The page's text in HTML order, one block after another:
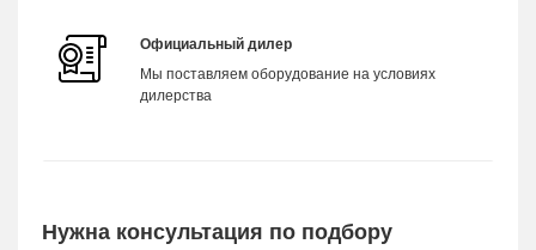
Официальный дилер
Мы поставляем оборудование на условиях
дилерства
Нужна консультация по подбору